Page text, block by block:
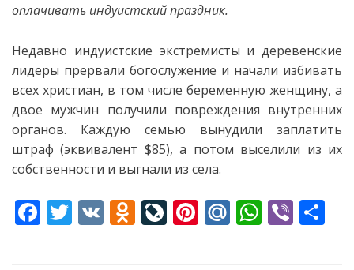
оплачивать индуистский праздник.
Недавно индуистские экстремисты и деревенские
лидеры прервали богослужение и начали избивать
всех христиан, в том числе беременную женщину, а
двое мужчин получили повреждения внутренних
органов. Каждую семью вынудили заплатить
штраф (эквивалент $85), а потом выселили из их
собственности и выгнали из села.
F T V O Li Pi M W Vi